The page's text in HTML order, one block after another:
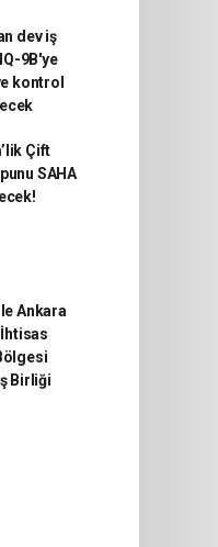
dev iş
9B'ye
kontrol
Çift
SAHA
Ankara
İhtisas
Birliği